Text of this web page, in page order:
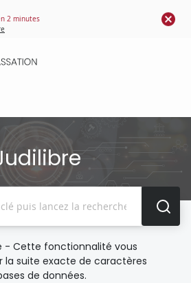
2 minutes
- Cette fonctionnalité vous
la suite exacte de caractères
de données.